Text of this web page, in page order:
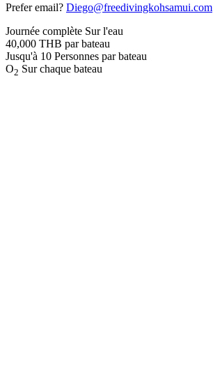
Prefer email? Diego@freedivingkohsamui.com
Journée complète Sur l'eau
40,000 THB par bateau
Jusqu'à 10 Personnes par bateau
O2 Sur chaque bateau